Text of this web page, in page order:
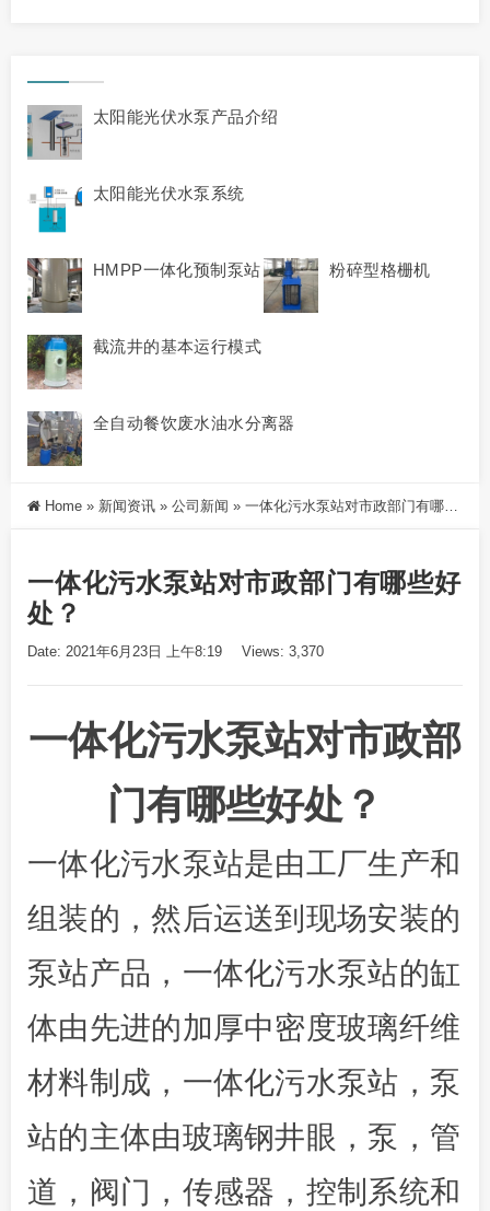
太阳能光伏水泵产品介绍
太阳能光伏水泵系统
HMPP一体化预制泵站 粉碎型格栅机
截流井的基本运行模式
全自动餐饮废水油水分离器
Home » 新闻资讯 » 公司新闻 » 一体化污水泵站对市政部门有哪些好处？
一体化污水泵站对市政部门有哪些好
处？
Date: 2021年6月23日 上午8:19 Views: 3,370
一体化污水泵站对市政部
门有哪些好处？
一体化污水泵站是由工厂生产和
组装的，然后运送到现场安装的
泵站产品，一体化污水泵站的缸
体由先进的加厚中密度玻璃纤维
材料制成，一体化污水泵站，泵
站的主体由玻璃钢井眼，泵，管
道，阀门，传感器，控制系统和